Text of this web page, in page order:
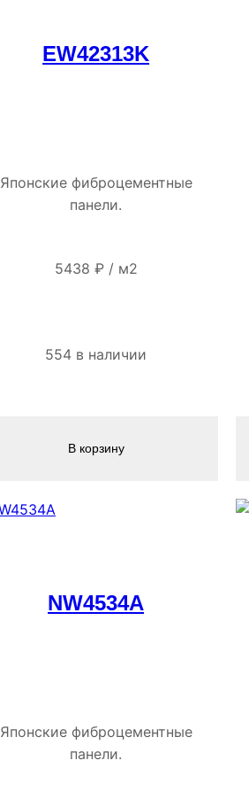
EW42313K
Японские фиброцементные
панели.
5438 ₽/ м2
554 в наличии
В корзину
NW4534A
Японские фиброцементные
панели.